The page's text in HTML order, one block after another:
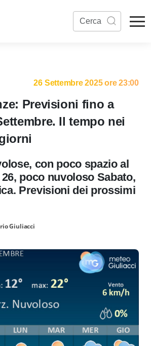
26 Settembre 2025 ore 23:00
Previsioni fino a
Il tempo nei
con poco spazio al
poco nuvoloso Sabato,
Previsioni dei prossimi
Giuliacci